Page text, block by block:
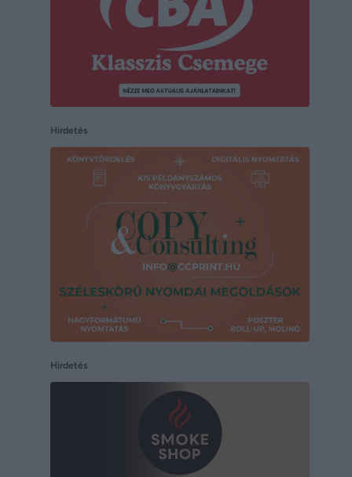
Hirdetés
Hirdetés